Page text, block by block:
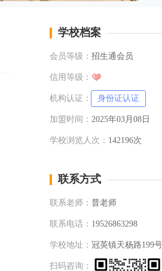
学校档案
会员等级： 招生通会员
信用等级：
机构认证： 身份证认证
加盟时间： 2025年03月08日
学校浏览人次： 142196次
联系方式
联系老师： 普老师
联系电话： 19526863298
学校地址： 冠英镇天杨路199号
扫码咨询：